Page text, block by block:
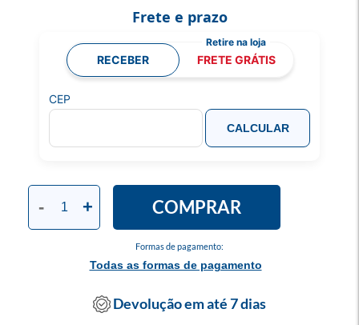
Formas de pagamento:
Todas as formas de pagamento
- + COMPRAR
Frete e prazo
RECEBER FRETE GRÁTIS
CEP
CALCULAR
Devolução em até 7 dias